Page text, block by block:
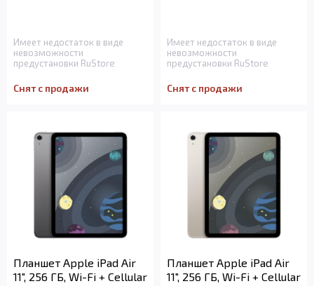
Имеет недостаток в виде
невозможности
предустановки RuStore
Снят с продажи
Имеет недостаток в виде
невозможности
предустановки RuStore
Снят с продажи
Планшет Apple iPad Air
11", 256 ГБ, Wi-Fi + Cellular
Планшет Apple iPad Air
11", 256 ГБ, Wi-Fi + Cellular